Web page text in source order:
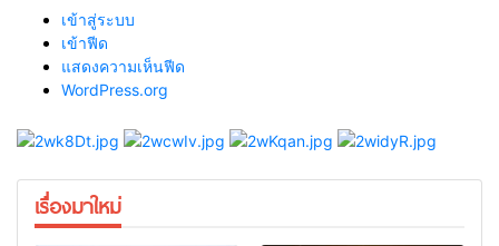
เข้าสู่ระบบ
เข้าฟีด
แสดงความเห็นฟีด
WordPress.org
เรื่องมาใหม่